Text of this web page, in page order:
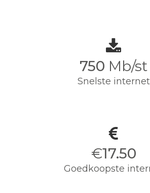
750 Mb/st
Snelste internet
€17.50
Goedkoopste